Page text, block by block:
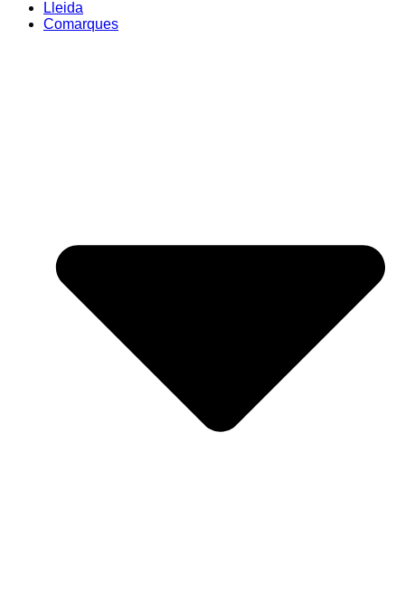
Lleida
Comarques